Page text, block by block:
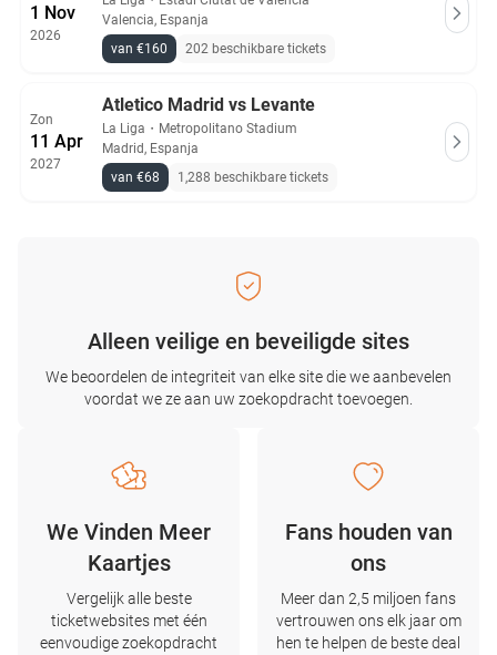
1 Nov
2026
Valencia, Espanja
van €160
202 beschikbare tickets
Zon
11 Apr
2027
Atletico Madrid vs Levante
La Liga ・ Metropolitano Stadium
Madrid, Espanja
van €68
1,288 beschikbare tickets
Alleen veilige en beveiligde sites
We beoordelen de integriteit van elke site die we aanbevelen
voordat we ze aan uw zoekopdracht toevoegen.
We Vinden Meer
Kaartjes
Vergelijk alle beste
ticketwebsites met één
eenvoudige zoekopdracht
Fans houden van
ons
Meer dan 2,5 miljoen fans
vertrouwen ons elk jaar om
hen te helpen de beste deal